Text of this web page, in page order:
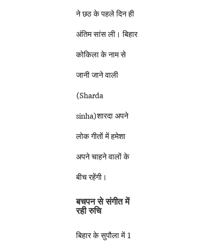
ने छठ के पहले दिन ही
अंतिम सांस ली। बिहार
कोकिला के नाम से
जानी जाने वाली
(Sharda
sinha)शारदा अपने
लोक गीतों में हमेशा
अपने चाहने वालों के
बीच रहेंगी।
बचपन से संगीत में
रही रुचि
बिहार के सुपौला में 1